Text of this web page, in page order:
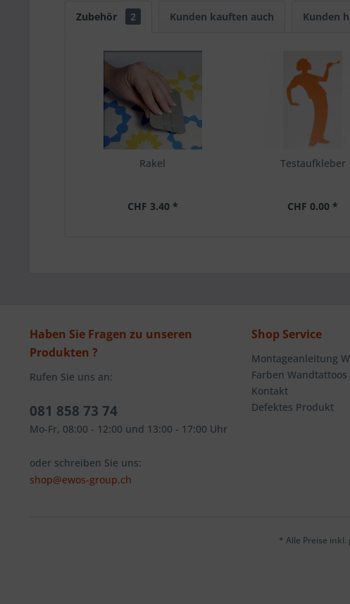
Zubehör 2 Kunden kauften auch Kunden
Rakel
CHF 3.40 *
Testaufkleber
CHF 0.00 *
Haben Sie Fragen zu unseren
Produkten ?
Rufen Sie uns an:
081 858 73 74
Mo-Fr, 08:00 - 12:00 und 13:00 - 17:00 Uhr
oder schreiben Sie uns:
shop@ewos-group.ch
Shop Service
Montageanleitung
Farben Wandtattoos
Kontakt
Defektes Produkt
* Alle Preise